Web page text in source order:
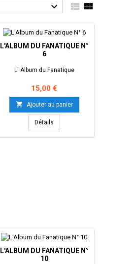
  
L'ALBUM DU FANATIQUE N°
6
L' Album du Fanatique
Prix
15,00 €
 Ajouter au panier
Détails
L'ALBUM DU FANATIQUE N°
10